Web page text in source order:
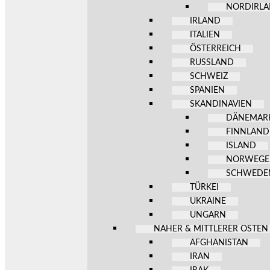
IRLAND
ITALIEN
ÖSTERREICH
RUSSLAND
SCHWEIZ
SPANIEN
SKANDINAVIEN
FINNLAND
ISLAND
TÜRKEI
UKRAINE
UNGARN
NAHER & MITTLERER OSTEN
AFGHANISTAN
IRAN